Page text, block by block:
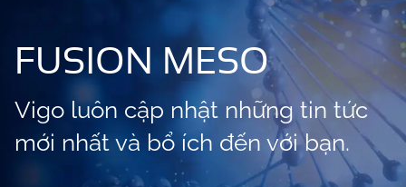
FUSION MESO
Vigo luôn cập nhật những tin tức
mới nhất và bổ ích đến với bạn.